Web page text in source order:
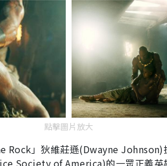
點擊圖片放大
Rock」狄維莊遜(Dwayne Johnson)
Society of America)的一眾正義英